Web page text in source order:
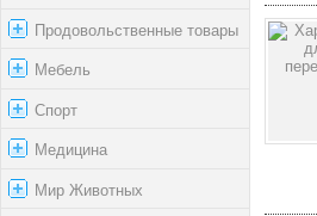
Продовольственные товары
Мебель
Спорт
Медицина
Мир Животных